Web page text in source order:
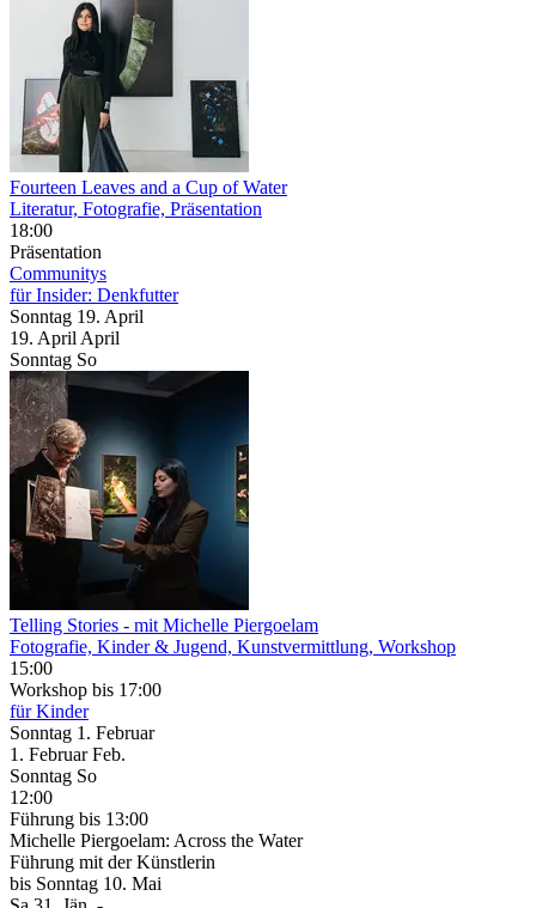
Fourteen Leaves and a Cup of Water
Literatur, Fotografie, Präsentation
18:00
Präsentation
Communitys
für Insider: Denkfutter
Sonntag 19. April
19. April April
Sonntag So
Telling Stories - mit Michelle Piergoelam
Fotografie, Kinder & Jugend, Kunstvermittlung, Workshop
15:00
Workshop bis 17:00
für Kinder
Sonntag 1. Februar
1. Februar Feb.
Sonntag So
12:00
Führung bis 13:00
Michelle Piergoelam: Across the Water
Führung mit der Künstlerin
bis Sonntag 10. Mai